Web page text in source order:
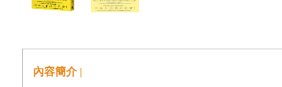
內容簡介 |